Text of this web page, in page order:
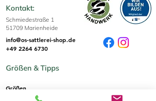
Kontakt:
Schmiedestraße 1
51709 Marienheide
info@os-sattlerei-shop.de
+49 2264 6730
Größen & Tipps
Größen